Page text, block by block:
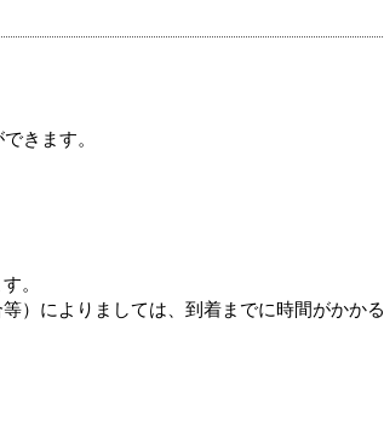
きます。
。
）によりましては、到着までに時間がかかる